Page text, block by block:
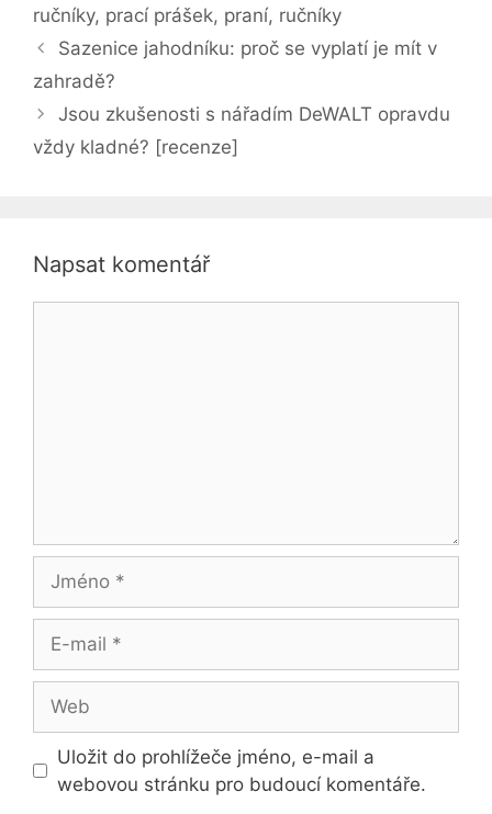
ručníky, prací prášek, praní, ručníky
Sazenice jahodníku: proč se vyplatí je mít v
zahradě?
Jsou zkušenosti s nářadím DeWALT opravdu
vždy kladné? [recenze]
Napsat komentář
Jméno
mail
Uložit do prohlížeče jméno, e-mail a
webovou stránku pro budoucí komentáře.